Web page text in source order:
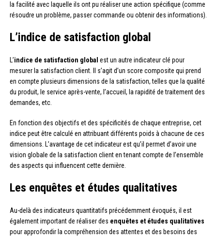
la facilité avec laquelle ils ont pu réaliser une action spécifique (comme
résoudre un problème, passer commande ou obtenir des informations).
L’indice de satisfaction global
L’indice de satisfaction global est un autre indicateur clé pour
mesurer la satisfaction client. Il s’agit d’un score composite qui prend
en compte plusieurs dimensions de la satisfaction, telles que la qualité
du produit, le service après-vente, l’accueil, la rapidité de traitement des
demandes, etc.
En fonction des objectifs et des spécificités de chaque entreprise, cet
indice peut être calculé en attribuant différents poids à chacune de ces
dimensions. L’avantage de cet indicateur est qu’il permet d’avoir une
vision globale de la satisfaction client en tenant compte de l’ensemble
des aspects qui influencent cette dernière.
Les enquêtes et études qualitatives
Au-delà des indicateurs quantitatifs précédemment évoqués, il est
également important de réaliser des enquêtes et études qualitatives
pour approfondir la compréhension des attentes et des besoins des